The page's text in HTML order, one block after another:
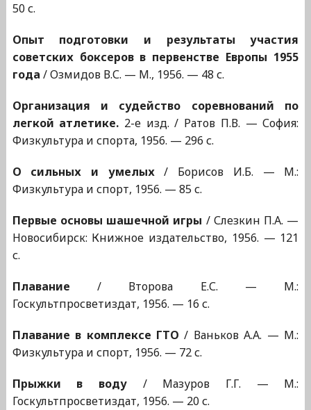
50 с.
Опыт подготовки и результаты участия
советских боксеров в первенстве Европы 1955
года / Озмидов В.С. — М., 1956. — 48 с.
Организация и судейство соревнований по
легкой атлетике. 2-е изд. / Ратов П.В. — София:
Физкультура и спорта, 1956. — 296 с.
О сильных и умелых/ Борисов И.Б. — М.:
Физкультура и спорт, 1956. — 85 с.
Первые основы шашечной игры / Слезкин П.А. —
Новосибирск: Книжное издательство, 1956. — 121
с.
Плавание / Второва Е.С. — М.:
Госкультпросветиздат, 1956. — 16 с.
Плавание в комплексе ГТО / Ваньков А.А. — М.:
Физкультура и спорт, 1956. — 72 с.
Прыжки в воду/ Мазуров Г.Г. — М.:
Госкультпросветиздат, 1956. — 20 с.